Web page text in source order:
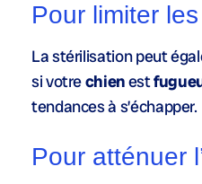
Pour limiter
La stérilisation peut
si votrechienest
tendances à s’échapper.
Pour atténuer